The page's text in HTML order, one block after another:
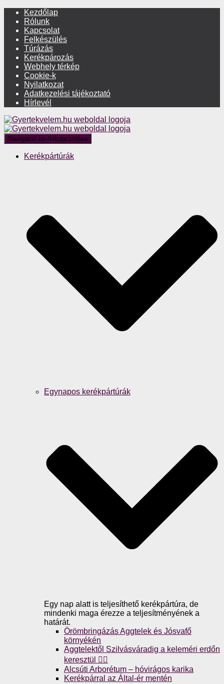
Kezdőlap
Rólunk
Kapcsolat
Felkészülés
Túrázás
Kerékpározás
Webhely térkép
Cookie-k
Nyilatkozat
Adatkezelési tájékoztató
Hírlevél
Navigáció be-/kikapcsolása
Kerékpártúrák
Egynapos kerékpártúrák
Egy nap alatt is teljesíthető kerékpártúra, de
mindenki maga érezze a teljesítményének a
határát.
Örömbringázás Aggtelek és Jósvafő
környékén
Aggtelektől Szilvásváradig a keleméri erdőn
keresztül 🚴‍♀️
Alcsúti Arborétum – hóvirágos karika
Kerékpárral az Által-ér mentén